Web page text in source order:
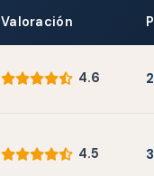
Valoración
4.6
4.5